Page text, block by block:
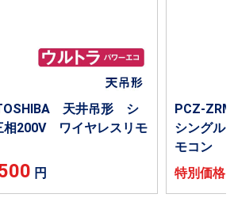
天井吊形 シ
200V ワイヤレスリモ
円
PCZ-
シング
モコン
特別価